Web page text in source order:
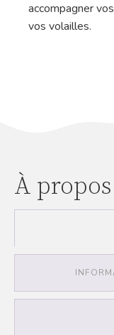
accompagner
vos volailles.
À